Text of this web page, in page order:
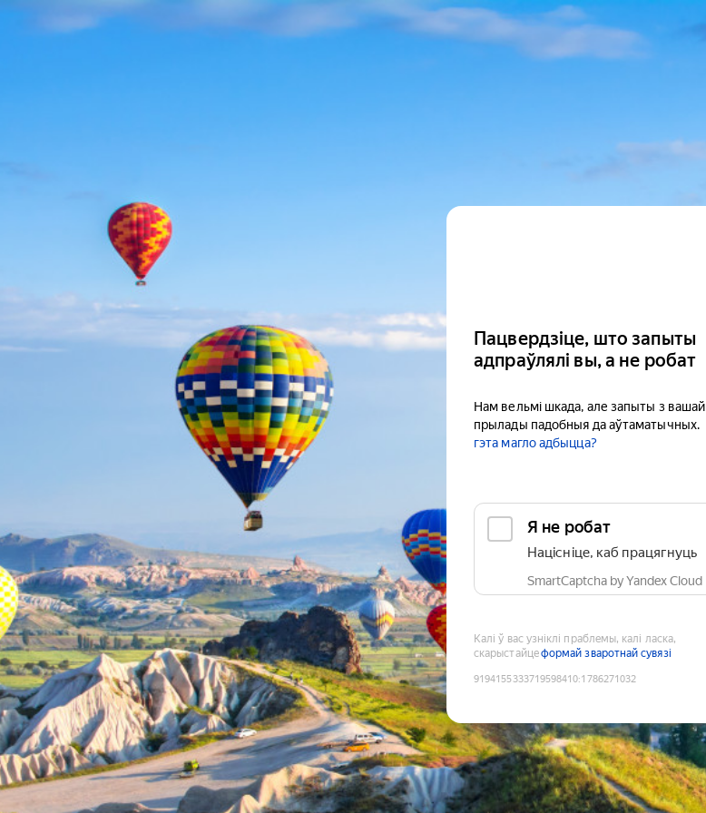
Пацвердзіце, што запыты
адпраўлялі вы, а не робат
Нам вельмі шкада, але запыты з вашай
прылады падобныя да аўтаматычных.
гэта магло адбыцца?
Я не робат
Націсніце, каб працягнуць
SmartCaptcha by Yandex Cloud
Калі ў вас узніклі праблемы, калі ласка,
скарыстайцеформай зваротнай сувязі
9194155333719598410:1786271032